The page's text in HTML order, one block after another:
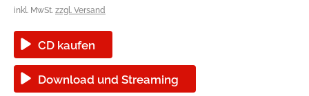
inkl. MwSt. zzgl. Versand
CD kaufen
Download und Streaming